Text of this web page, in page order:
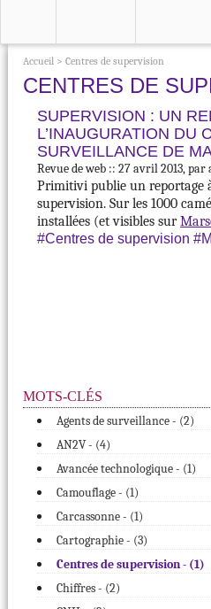
Accueil >Centres de supervision
CENTRES DE
SUPERVISION : UN
L’INAUGURATION DU
SURVEILLANCE DE
Revue de web :: 27 avril 2013, par
Primitivi publie un reportage
supervision. Sur les 1000
installées (et visibles sur
#Centres de supervision
MOTS-CLÉS
Agents de surveillance - (2)
AN2V - (4)
Avancée technologique - (1)
Camouflage - (1)
Carcassonne - (1)
Cartographie - (3)
Centres de supervision - (1)
Chiffres - (2)